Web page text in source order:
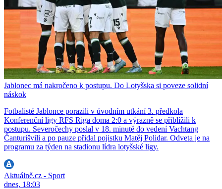
Jablonec má nakročeno k postupu. Do Lotyšska si poveze solidní
náskok
Fotbalisté Jablonce porazili v úvodním utkání 3. předkola
Konferenční ligy RFS Riga doma 2:0 a výrazně se přiblížili k
postupu. Severočechy poslal v 18. minutě do vedení Vachtang
Čanturišvili a po pauze přidal pojistku Matěj Polidar. Odveta je na
programu za týden na stadionu lídra lotyšské ligy.
Aktuálně.cz - Sport
dnes, 18:03